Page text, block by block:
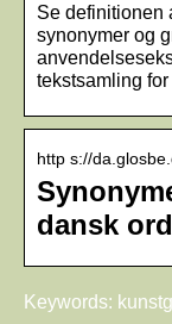
Se definitionen
synonymer og
tekstsamling for
http s://
dansk
Keywords: